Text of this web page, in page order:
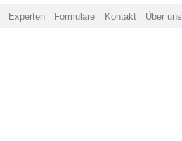
Experten Formulare Kontakt Über uns